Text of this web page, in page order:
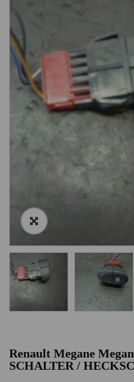
Renault Megane
SCHALTER /